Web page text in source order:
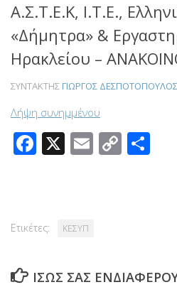
Α.Σ.Τ.Ε.Κ, Ι.Τ.Ε.,
«Δήμητρα» &
Ηρακλείου –
ΣΥΝΤΆΚΤΗΣ ΓΙΏΡΓΟΣ ΔΕΣΠΟΤΌΠΟΥΛΟΣ
Λήψη συνημμένου
Facebook
X Email
Copy
Ετικέτες: ΚΕΣΥΠ
ΊΣΩΣ ΣΑΣ